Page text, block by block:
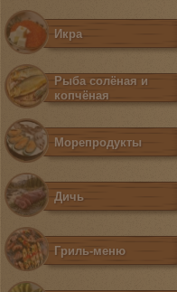
Икра
Рыба солёная и
копчёная
Морепродукты
Дичь
Гриль-меню